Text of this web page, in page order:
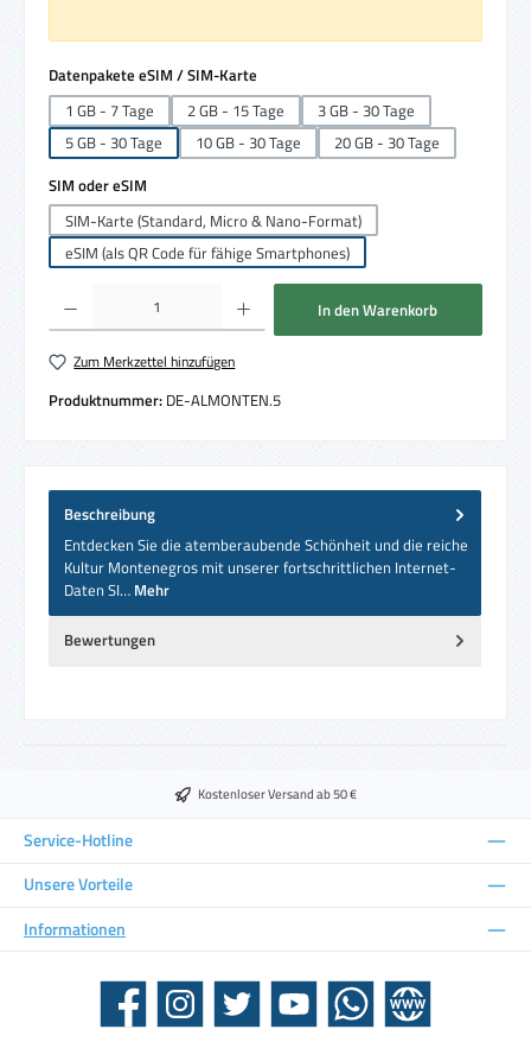
Datenpakete eSIM / SIM-Karte
1 GB - 7 Tage
2 GB - 15 Tage
3 GB - 30 Tage
5 GB - 30 Tage
10 GB - 30 Tage
20 GB - 30 Tage
SIM oder eSIM
SIM-Karte (Standard, Micro & Nano-Format)
eSIM (als QR Code für fähige Smartphones)
Produkt Anzahl: Gib den gewünschten Wert ein oder benutze die Schaltflächen um
In den Warenkorb
Zum Merkzettel hinzufügen
Produktnummer: DE-ALMONTEN.5
Beschreibung
Entdecken Sie die atemberaubende Schönheit und die reiche
Kultur Montenegros mit unserer fortschrittlichen Internet-
Daten SI… Mehr
Bewertungen
Kostenloser Versand ab 50 €
Service-Hotline
Unsere Vorteile
Informationen
Facebook Instagram Twitter YouTube WhatsApp Website